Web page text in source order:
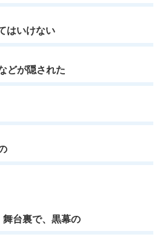
はいけない
どが隠された
台裏で、黒幕の